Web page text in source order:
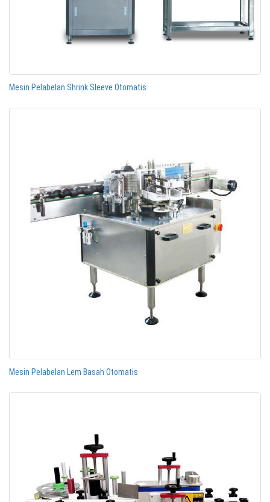
Mesin Pelabelan Shrink Sleeve Otomatis
Mesin Pelabelan Lem Basah Otomatis